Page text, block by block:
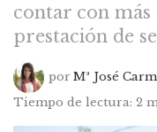
contar con
prestación de
por Mª José
Tiempo de lectura: 2